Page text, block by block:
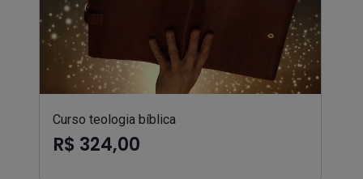
Curso teologia bíblica
R$ 324,00